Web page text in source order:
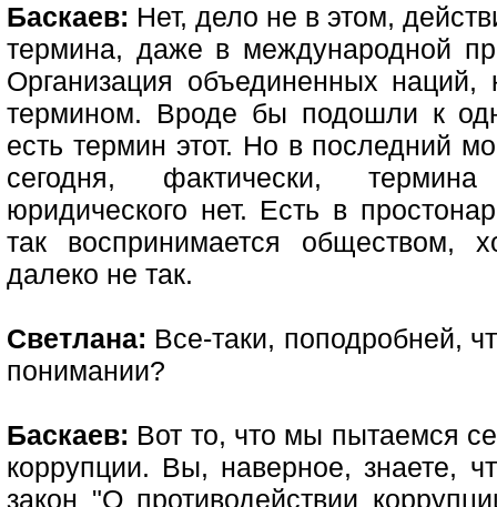
Баскаев: Нет, дело не в этом,
термина, даже в международной
Организация объединенных наций,
термином. Вроде бы подошли к
есть термин этот. Но в последний
сегодня, фактически,
юридического нет. Есть в
так воспринимается обществом,
далеко не так.
Светлана: Все-таки, поподробней,
понимании?
Баскаев: Вот то, что мы пытаемся
коррупции. Вы, наверное, знаете,
закон "О противодействии